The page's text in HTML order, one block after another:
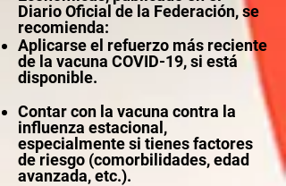
Diario Oficial de la Federación, se
recomienda:
Aplicarse el refuerzo más reciente
de la vacuna COVID-19, si está
disponible.
Contar con la vacuna contra la
influenza estacional,
especialmente si tienes factores
de riesgo (comorbilidades, edad
avanzada, etc.).